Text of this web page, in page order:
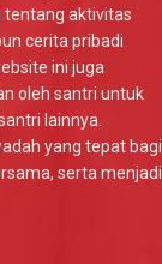
tentang aktivitas
cerita pribadi
ini juga
oleh santri untuk
lainnya.
yang tepat bagi
serta menjadi